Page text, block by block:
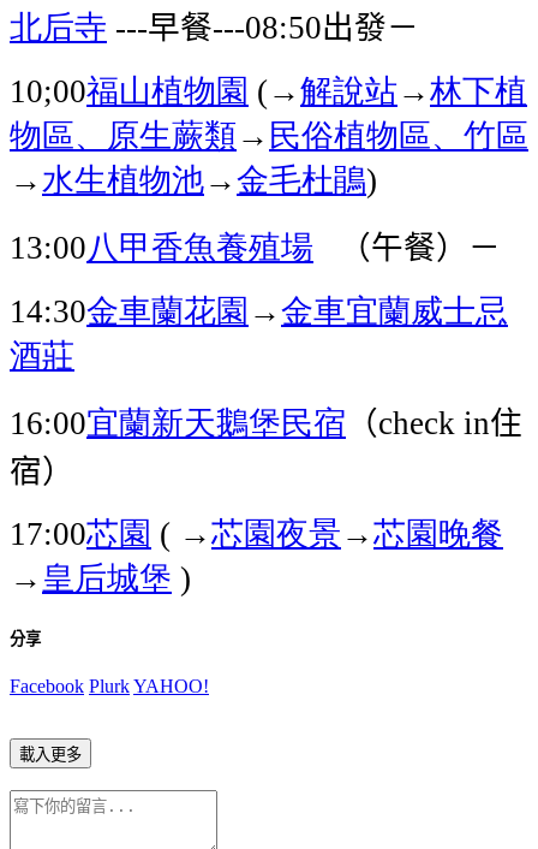
北后寺 ---早餐---08:50出發－
10;00福山植物園 (→解說站→林下植
物區、原生蕨類→民俗植物區、竹區
→水生植物池→金毛杜鵑)
13:00八甲香魚養殖場 （午餐）－
14:30金車蘭花園→金車宜蘭威士忌
酒莊
16:00宜蘭新天鵝堡民宿 （check in住
宿）
17:00芯園 ( →芯園夜景→芯園晚餐
→皇后城堡 )
分享
Facebook PlurkYAHOO!
載入更多